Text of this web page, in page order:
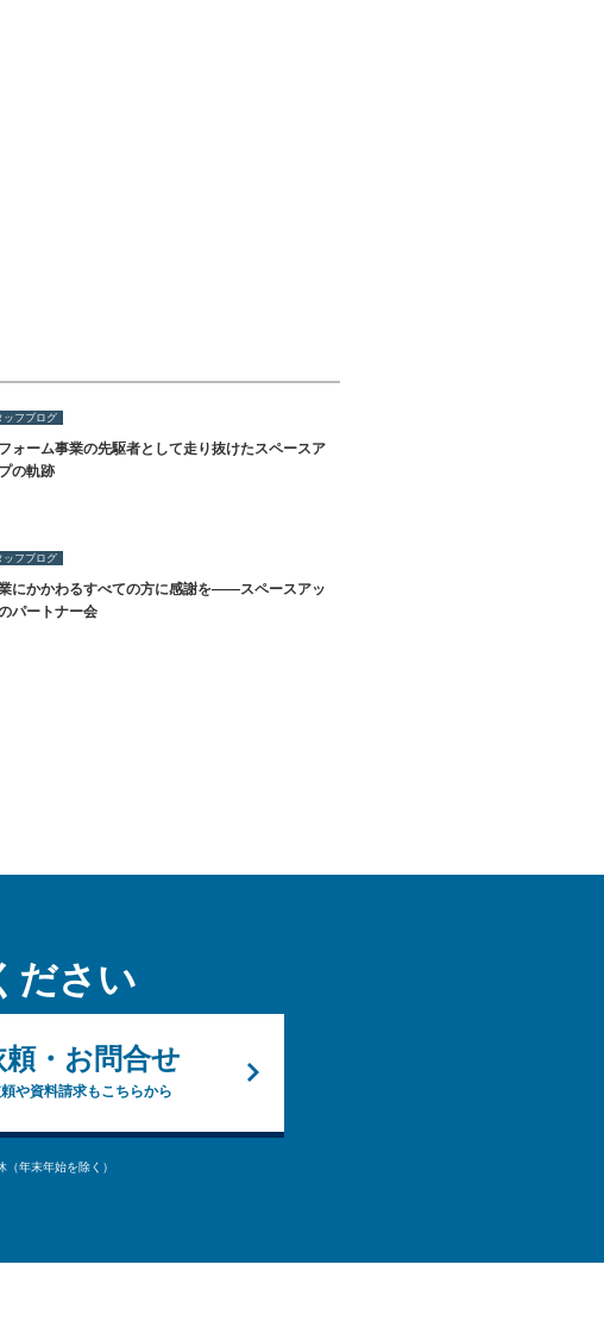
ッフブログ
ォーム事業の先駆者として走り抜けたスペースア
の軌跡
ッフブログ
にかかわるすべての方に感謝を――スペースアッ
パートナー会
ださい
頼・お問合せ
や資料請求もこちらから
年末年始を除く）